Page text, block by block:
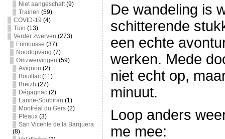
Niet aangeschaft(9)
Trainen (59)
COVID-19 (4)
Tuin (13)
Verder zwerven (273)
Frimousse (37)
Noodopvang (7)
Omzwervingen (59)
Avignon (2)
Bouillac(11)
Breizh (27)
Dégagnac(2)
Lanne-Soubiran (1)
Montréal du Gers(2)
Pleaux(3)
San Vicente de la Barquera
(8)
De wandeling is
schitterende
een echte
werken. Mede
niet echt op,
minuut.
Loop anders
me mee: